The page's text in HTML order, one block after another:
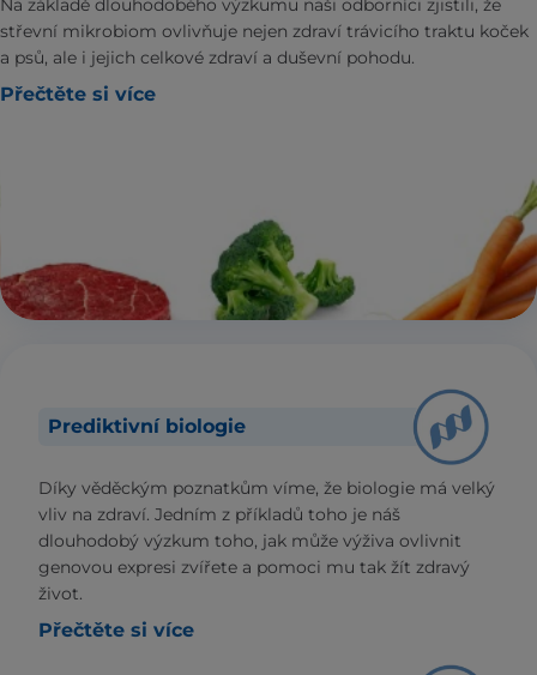
Na základě dlouhodobého výzkumu naši odborníci zjistili, že
střevní mikrobiom ovlivňuje nejen zdraví trávicího traktu koček
a psů, ale i jejich celkové zdraví a duševní pohodu.
Přečtěte si více
Prediktivní biologie
Díky věděckým poznatkům víme, že biologie má velký
vliv na zdraví. Jedním z příkladů toho je náš
dlouhodobý výzkum toho, jak může výživa ovlivnit
genovou expresi zvířete a pomoci mu tak žít zdravý
život.
Přečtěte si více